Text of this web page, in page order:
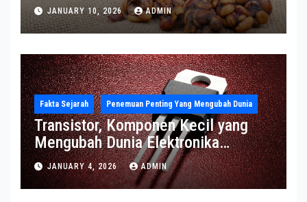
JANUARY 10, 2026 ADMIN
Fakta Sejarah Penemuan Penting Yang Mengubah Dunia
Transistor, Komponen Kecil yang
Mengubah Dunia Elektronika
Modern
JANUARY 4, 2026 ADMIN